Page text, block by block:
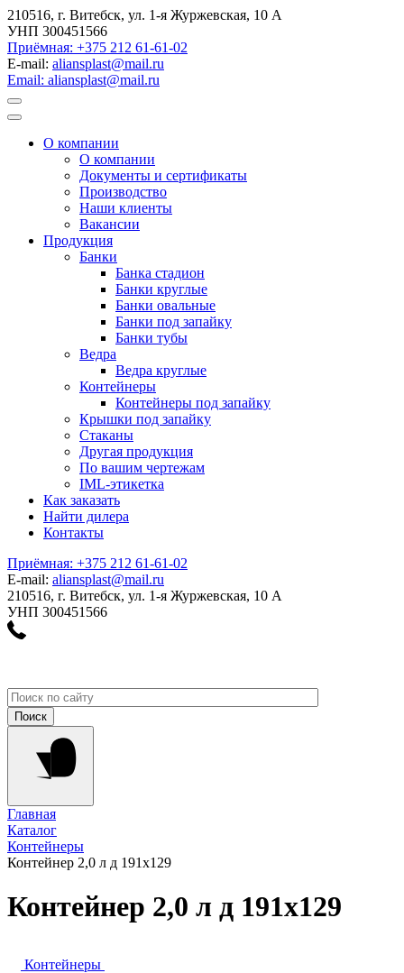
210516, г. Витебск, ул. 1-я Журжевская, 10 А
УНП 300451566
Приёмная: +375 212 61-61-02
E-mail: aliansplast@mail.ru
Email: aliansplast@mail.ru
О компании
О компании
Документы и сертификаты
Производство
Наши клиенты
Вакансии
Продукция
Банки
Банка стадион
Банки круглые
Банки овальные
Банки под запайку
Банки тубы
Ведра
Ведра круглые
Контейнеры
Контейнеры под запайку
Крышки под запайку
Стаканы
Другая продукция
По вашим чертежам
IML-этикетка
Как заказать
Найти дилера
Контакты
Приёмная: +375 212 61-61-02
E-mail: aliansplast@mail.ru
210516, г. Витебск, ул. 1-я Журжевская, 10 А
УНП 300451566
Главная
Каталог
Контейнеры
Контейнер 2,0 л д 191х129
Контейнер 2,0 л д 191х129
Контейнеры